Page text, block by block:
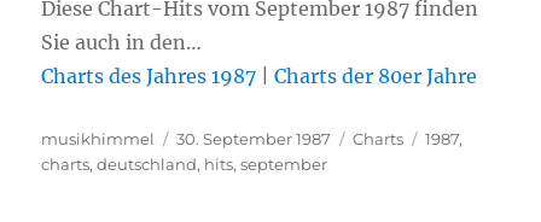
Diese Chart-Hits vom September 1987 finden
Sie auch in den…
Charts des Jahres 1987 |Charts der 80er Jahre
Autor
musikhimmel
Veröffentlicht
am
30. September 1987 Kategorien
Charts Schlagwörter
1987,
charts,deutschland, hits,september